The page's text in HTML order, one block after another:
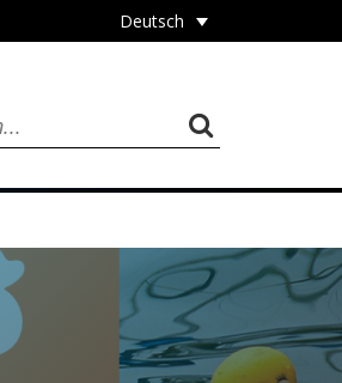
Deutsch